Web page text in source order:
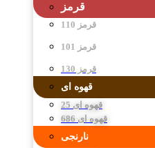
قرمز
قرمز 110
قرمز 101
قرمز 130
قهوه ای
قهوه ای 25
قهوه ای 686
نارنجی